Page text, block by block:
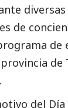
de
de
de
del